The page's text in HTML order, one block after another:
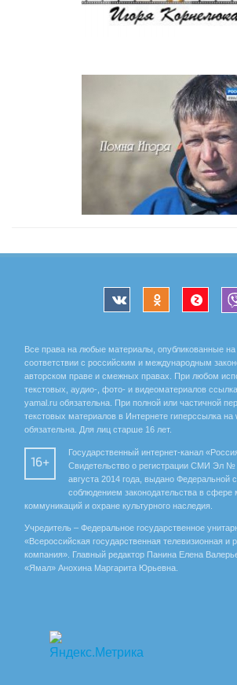
Все права на любые материалы, опубликованные
соответствии с российским и международным
авторском праве и смежных правах. При любом
текстовых, аудио-, фото- и видеоматериалов
yamal.ru обязательна. При полной или частичной
текстовых материалов в Интернете гиперссылка
обязательна. Для лиц старше 16 лет.
16+
Государственный интернет-канал
Свидетельство о регистрации СМИ Эл
августа 2014 года, выдано Федеральной
соблюдением законодательства в сфере
коммуникаций и охране культурного наследия.
Учредитель – Федеральное государственное
«Всероссийская государственная телевизионная и
компания». Главный редактор Панина Елена
«Ямал» Анохина Маргарита Юрьевна.